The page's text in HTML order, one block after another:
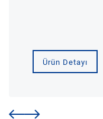
Ürün Detayı